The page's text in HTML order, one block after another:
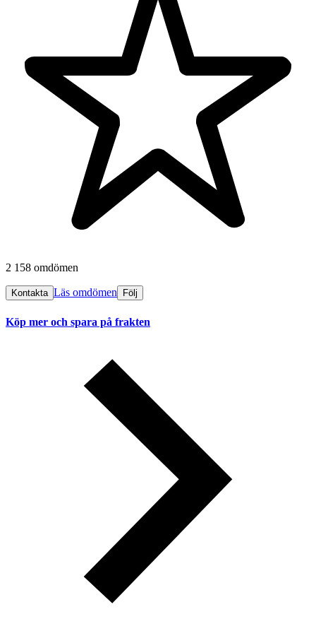
2 158 omdömen
Kontakta Läs omdömen Följ
Köp mer och spara på frakten